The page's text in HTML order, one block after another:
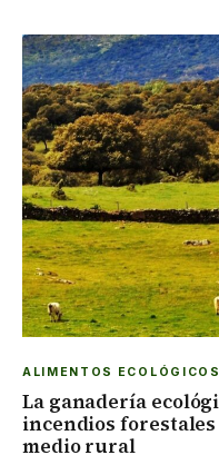
ALIMENTOS ECOLÓGICOS
La ganadería
incendios
medio rural